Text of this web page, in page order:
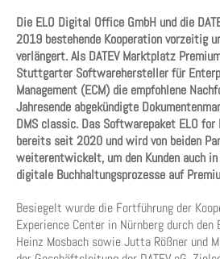
Die ELO Digital Office GmbH und die
2019 bestehende Kooperation vorzeitig
verlängert. Als DATEV Marktplatz
Stuttgarter Softwarehersteller für
Management (ECM) die empfohlene
Jahresende abgekündigte
DMS classic. Das Softwarepaket ELO for
bereits seit 2020 und wird von beiden
weiterentwickelt, um den Kunden auch
digitale Buchhaltungsprozesse auf
Besiegelt wurde die Fortführung der
Experience Center in Nürnberg durch
Heinz Mosbach sowie Jutta Rößner und